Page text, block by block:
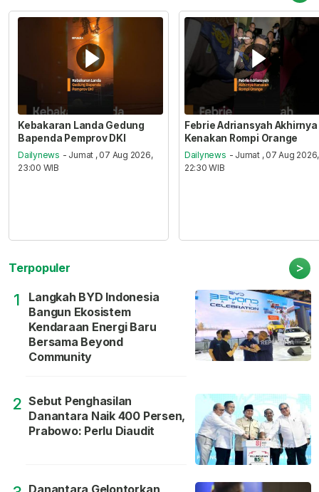
Kebakaran Landa Gedung
Bapenda Pemprov DKI
Dailynews - Jumat , 07 Aug 2026,
23:00 WIB
Febrie Adriansyah Akhirnya
Kenakan Rompi Orange
Dailynews - Jumat , 07 Aug 2026,
22:30 WIB
Terpopuler >
1
Langkah BYD Indonesia
Bangun Ekosistem
Kendaraan Energi Baru
Bersama Beyond
Community
2 Sebut Penghasilan
Danantara Naik 400 Persen,
Prabowo: Perlu Diaudit